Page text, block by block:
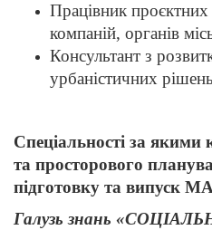
Працівник проєктних
компаній, органів
Консультант з
урбаністичних
Спецiальності за якими
та просторового
підготовку та випуск
Галузь знань